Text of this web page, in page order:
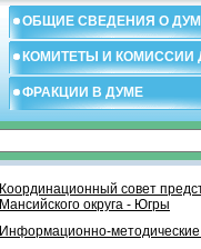
ОБЩИЕ СВЕДЕНИЯ О
КОМИТЕТЫ И КОМИССИИ
ФРАКЦИИ В ДУМЕ
Координационный совет
Мансийского округа - Югры
Информационно-